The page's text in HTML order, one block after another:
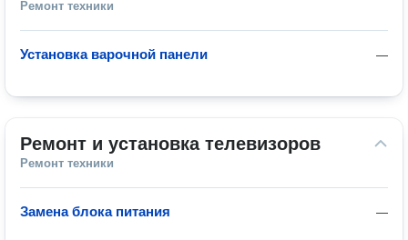
Ремонт техники
—
Установка варочной панели
Ремонт и установка телевизоров
Ремонт техники
—
Замена блока питания